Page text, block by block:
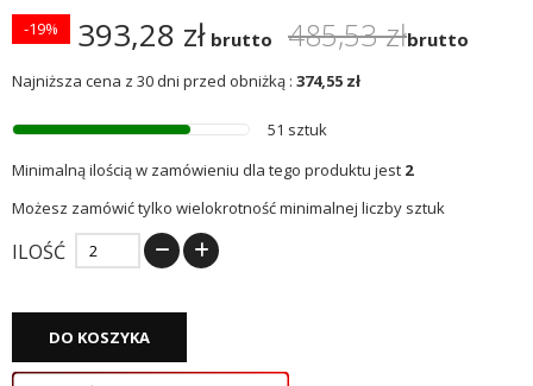
393,28 zł brutto 485,53 złbrutto
-19%
Najniższa cena z 30 dni przed obniżką : 374,55 zł
51 sztuk
Minimalną ilością w zamówieniu dla tego produktu jest 2
Możesz zamówić tylko wielokrotność minimalnej liczby sztuk
ILOŚĆ
DO KOSZYKA